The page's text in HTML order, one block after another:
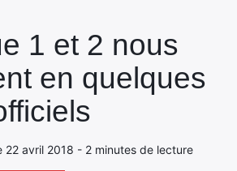
1 et 2 nous
en quelques
22 avril 2018 - 2 minutes de lecture